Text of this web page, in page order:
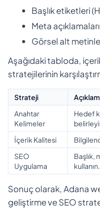
Başlık etiketleri
Meta
Görsel alt
Aşağıdaki tabloda,
stratejilerinin
Strateji
Anahtar
Kelimeler
Hedef
İçerik Kalitesi
SEO
Uygulama
Başlık,
kullanın.
Sonuç olarak, Adana
geliştirme ve SEO